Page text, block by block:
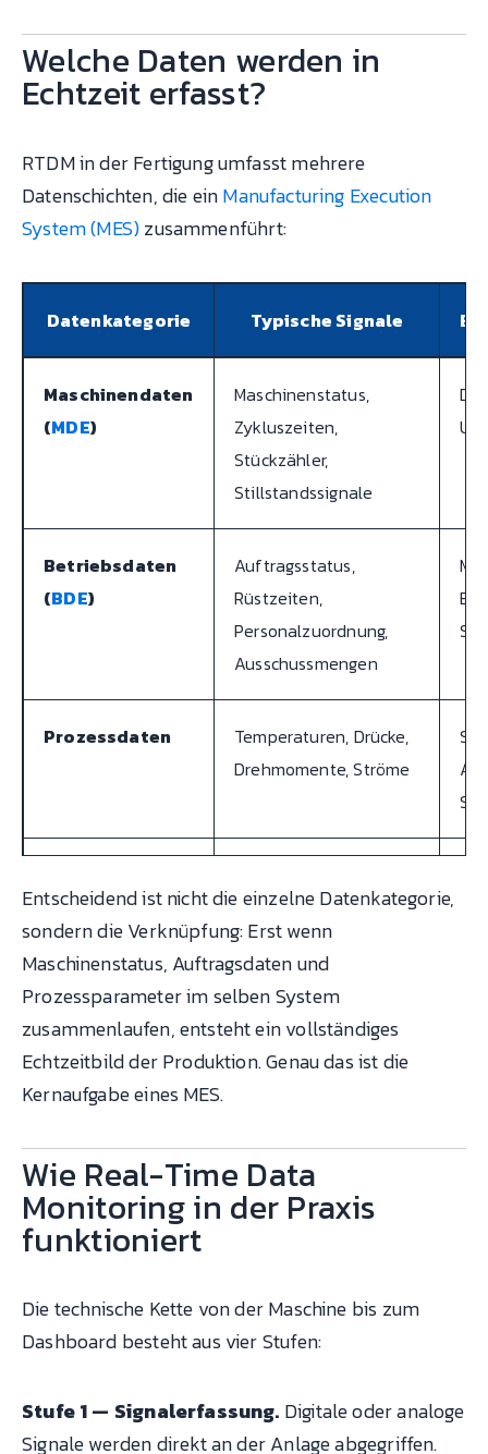
Welche Daten werden in
Echtzeit erfasst?
RTDM in der Fertigung umfasst mehrere
Datenschichten, die einManufacturing Execution
System (MES)zusammenführt:
Datenkategorie Typische Signale
Maschinendaten
(MDE)
Maschinenstatus,
Zykluszeiten,
Stückzähler,
Stillstandssignale
Betriebsdaten
(BDE)
Auftragsstatus,
Rüstzeiten,
Personalzuordnung,
Ausschussmengen
Prozessdaten
Temperaturen, Drücke,
Drehmomente, Ströme
Messwerte,
Ausschussklassifikation
Energiedaten
Strom-, Gas-,
Druckluftverbrauch pro
Entscheidend ist nicht die einzelne Datenkategorie,
sondern die Verknüpfung: Erst wenn
Maschinenstatus, Auftragsdaten und
Prozessparameter im selben System
zusammenlaufen, entsteht ein vollständiges
Echtzeitbild der Produktion. Genau das ist die
Kernaufgabe eines MES.
Wie Real-Time Data
Monitoring in der Praxis
funktioniert
Die technische Kette von der Maschine bis zum
Dashboard besteht aus vier Stufen:
Stufe 1 — Signalerfassung. Digitale oder analoge
Signale werden direkt an der Anlage abgegriffen.